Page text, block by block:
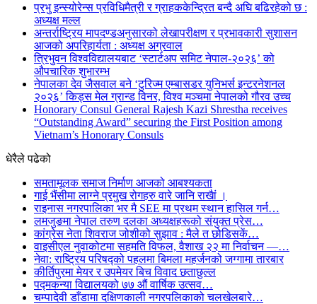
प्रभु इन्स्योरेन्स प्रविधिमैत्री र ग्राहककेन्द्रित बन्दै अघि बढिरहेको छ :
अध्यक्ष मल्ल
अन्तर्राष्ट्रिय मापदण्डअनुसारको लेखापरीक्षण र प्रभावकारी सुशासन
आजको अपरिहार्यता : अध्यक्ष अग्रवाल
त्रिभुवन विश्वविद्यालयबाट ‘स्टार्टअप समिट नेपाल-२०२६’ को
औपचारिक शुभारम्भ
नेपालका देव जैसवाल बने ‘टुरिज्म एम्बासडर युनिभर्स इन्टरनेशनल
२०२६’ किड्स मेल ग्रान्ड विनर, विश्व मञ्चमा नेपालको गौरव उच्च
Honorary Consul General Rajesh Kazi Shrestha receives
“Outstanding Award” securing the First Position among
Vietnam’s Honorary Consuls
धेरैले पढेको
समतामूलक समाज निर्माण आजको आबश्यकता
गाई भैंसीमा लाग्ने प्रमुख रोगहरु वारे जानि राखैां ।
राइनास नगरपालिका भर मै SEE मा प्रथम स्थान हासिल गर्न…
लमजुङमा नेपाल तरुण दलका अध्यक्षहरूको संयुक्त प्रेस…
कांग्रेस नेता शिवराज जोशीको सुझाव : मैले त छोडिसकें…
वाइसीएल नुवाकोटमा सहमति विफल, वैशाख २२ मा निर्वाचन —…
नेवा: राष्ट्रिय परिषद्को पहलमा बिमला महर्जनको जग्गामा तारबार
कीर्तिपुरमा मेयर र उपमेयर बिच विवाद छताछुल्ल
पद्मकन्या विद्यालयको ७७ औं ‌‌वार्षिक ‌उत्सव…
चम्पादेवी डाँडामा दक्षिणकाली नगरपलिकाको चलखेलबारे…